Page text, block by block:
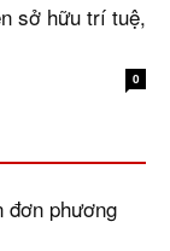
sở hữu trí tuệ,
0
đơn phương